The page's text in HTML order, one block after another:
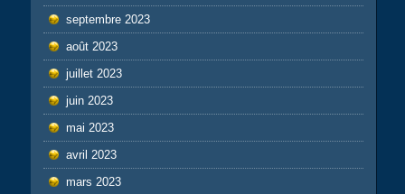
septembre 2023
août 2023
juillet 2023
juin 2023
mai 2023
avril 2023
mars 2023